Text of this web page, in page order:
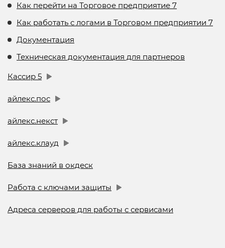
Как перейти на Торговое предприятие 7
Как работать с логами в Торговом предприятии 7
Документация
Техническая документация для партнеров
Кассир 5
айлекс.пос
айлекс.некст
айлекс.клауд
База знаний в окдеск
Работа с ключами защиты
Адреса серверов для работы с сервисами